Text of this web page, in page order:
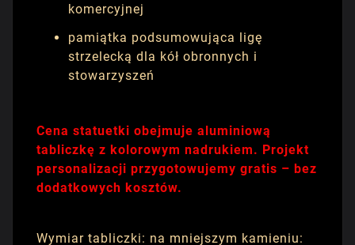
komercyjnej
pamiątka podsumowująca ligę
strzelecką dla kół obronnych i
stowarzyszeń
Cena statuetki obejmuje aluminiową
tabliczkę z kolorowym nadrukiem. Projekt
personalizacji przygotowujemy gratis – bez
dodatkowych kosztów.
Wymiar tabliczki: na mniejszym kamieniu: